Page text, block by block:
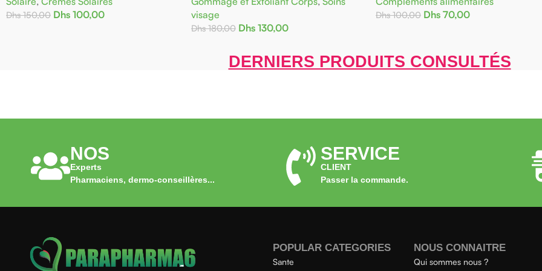
Dhs150,00 Dhs 100,00
visage
Dhs180,00 Dhs130,00
Dhs100,00 Dhs 70,00
DERNIERS PRODUITS CONSULTÉS
NOS
Experts
Pharmaciens, dermo-conseillères...
SERVICE
CLIENT
Passer la commande.
POPULAR CATEGORIES
Sante
NOUS CONNAITRE
Qui sommes nous ?